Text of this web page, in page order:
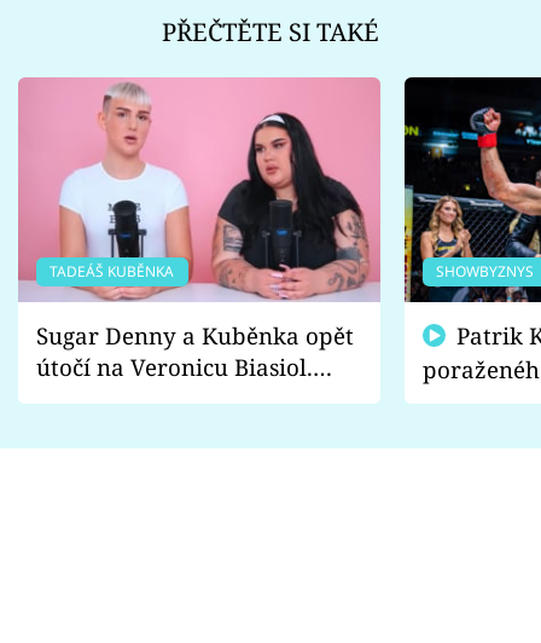
PŘEČTĚTE SI TAKÉ
TADEÁŠ KUBĚNKA
Sugar Denny a Kuběnka opět
útočí na Veronicu Biasiol.
Proč je podle nich falešná a
SHOWBYZNYS
fanoušci